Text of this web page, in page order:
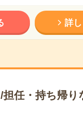
詳
担任・持ち帰り